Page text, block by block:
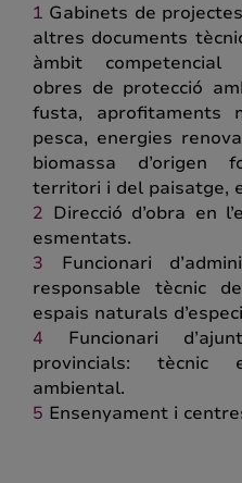
Gabinets de
altres documents
àmbit competencial
obres de protecció
fusta, aprofitaments
pesca, energies
biomassa d’origen
territori i del paisatge,
Direcció d’obra en
esmentats.
Funcionari
responsable tècnic
espais naturals
Funcionari
provincials: tècnic
ambiental.
Ensenyament i